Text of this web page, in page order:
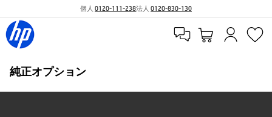
個人 0120-111-238法人 0120-830-130
純正オプション